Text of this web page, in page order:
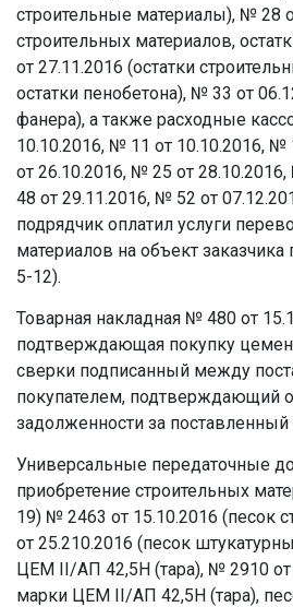
строительные материалы), № 28
строительных материалов,
от 27.11.2016 (остатки
остатки пенобетона), № 33 от
фанера), а также расходные
10.10.2016, № 11 от 10.10.2016, №
от 26.10.2016, № 25 от
48 от 29.11.2016, № 52 от
подрядчик оплатил услуги
материалов на объект заказчика
5-12).
Товарная накладная № 480 от
подтверждающая покупку
сверки подписанный между
покупателем, подтверждающий
задолженности за поставленный
Универсальные передаточные
приобретение строительных
19) № 2463 от 15.10.2016 (песок
от 25.210.2016 (песок
ЦЕМ II/АП 42,5Н (тара), № 2910 от
марки ЦЕМ II/АП 42,5Н (тара),